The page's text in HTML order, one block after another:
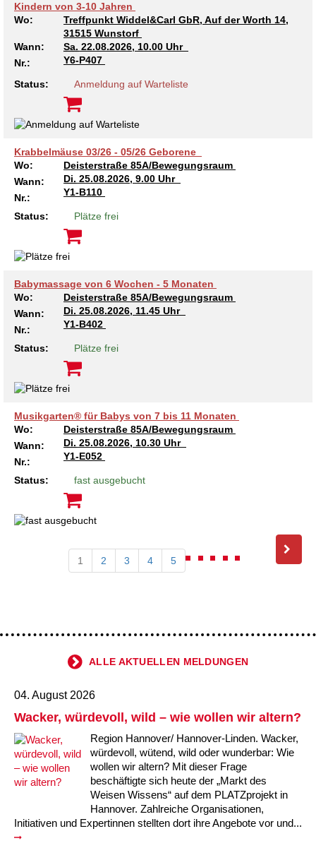
Kindern von 3-10 Jahren
Wo:
Treffpunkt Widdel&Carl GbR, Auf der Worth 14,
31515 Wunstorf
Wann:
Sa. 22.08.2026, 10.00 Uhr
Nr.:
Y6-P407
Status: Anmeldung auf Warteliste
Krabbelmäuse 03/26 - 05/26 Geborene
Wo:
Deisterstraße 85A/Bewegungsraum
Wann:
Di. 25.08.2026, 9.00 Uhr
Nr.:
Y1-B110
Status: Plätze frei
Babymassage von 6 Wochen - 5 Monaten
Wo:
Deisterstraße 85A/Bewegungsraum
Wann:
Di. 25.08.2026, 11.45 Uhr
Nr.:
Y1-B402
Status: Plätze frei
Musikgarten® für Babys von 7 bis 11 Monaten
Wo:
Deisterstraße 85A/Bewegungsraum
Wann:
Di. 25.08.2026, 10.30 Uhr
Nr.:
Y1-E052
Status: fast ausgebucht
1 2 3 4 5
ALLE AKTUELLEN MELDUNGEN
04. August 2026
Wacker, würdevoll, wild – wie wollen wir altern?
Region Hannover/ Hannover-Linden. Wacker,
würdevoll, wütend, wild oder wunderbar: Wie
wollen wir altern? Mit dieser Frage
beschäftigte sich heute der „Markt des
Weisen Wissens“ auf dem PLATZprojekt in
Hannover. Zahlreiche Organisationen,
Initiativen und Expertinnen stellten dort ihre Angebote vor und...